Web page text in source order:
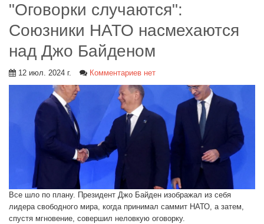
"Оговорки случаются":
Союзники НАТО насмехаются
над Джо Байденом
12 июл. 2024 г. Комментариев нет
Все шло по плану. Президент Джо Байден изображал из себя
лидера свободного мира, когда принимал саммит НАТО, а затем,
спустя мгновение, совершил неловкую оговорку.